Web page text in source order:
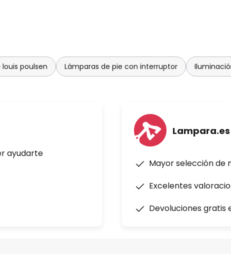
poulsen Lámparas de pie con interruptor
ayudarte
Lampara.es
Mayor selección de
Excelentes
Devoluciones gratis